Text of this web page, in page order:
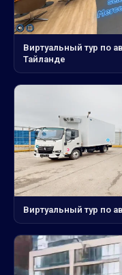
Виртуальный тур по
Тайланде
Виртуальный тур по